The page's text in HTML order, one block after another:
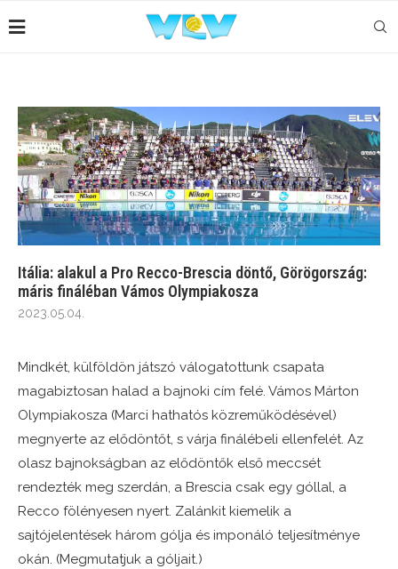
Itália: alakul a Pro Recco-Brescia döntő, Görögország:
máris fináléban Vámos Olympiakosza
2023.05.04.
Mindkét, külföldön játszó válogatottunk csapata
magabiztosan halad a bajnoki cím felé. Vámos Márton
Olympiakosza (Marci hathatós közreműködésével)
megnyerte az elődöntőt, s várja finálébeli ellenfelét. Az
olasz bajnokságban az elődöntők első meccsét
rendezték meg szerdán, a Brescia csak egy góllal, a
Recco fölényesen nyert. Zalánkit kiemelik a
sajtójelentések három gólja és imponáló teljesítménye
okán. (Megmutatjuk a góljait.)